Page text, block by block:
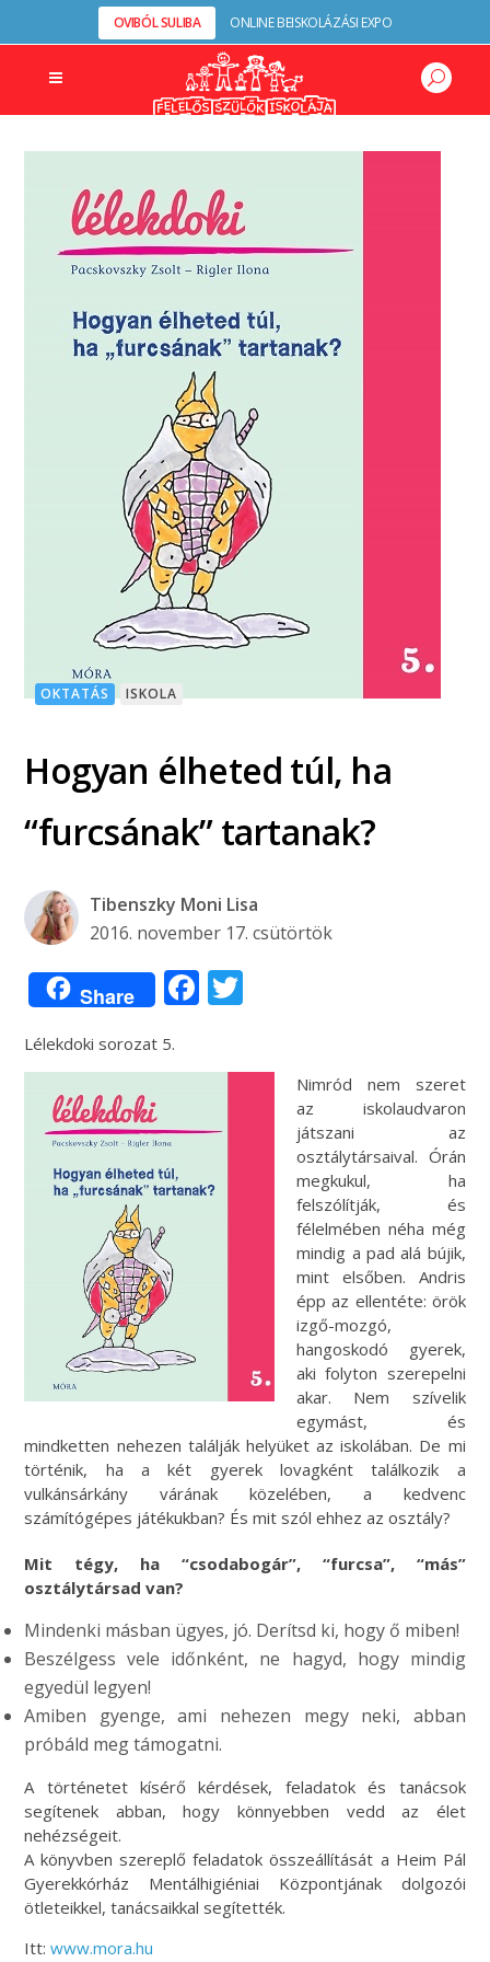
OVIBÓL SULIBA ONLINE BEISKOLÁZÁSI EXPO
OKTATÁS ISKOLA
Hogyan élheted túl, ha
“furcsának” tartanak?
Tibenszky Moni Lisa
2016. november 17. csütörtök
Share Facebook
Lélekdoki sorozat 5.
Nimród nem szeret
az iskolaudvaron
játszani az
osztálytársaival. Órán
megkukul, ha
felszólítják, és
félelmében néha még
mindig a pad alá bújik,
mint elsőben. Andris
épp az ellentéte: örök
izgő-mozgó,
hangoskodó gyerek,
aki folyton szerepelni
akar. Nem szívelik
egymást, és
mindketten nehezen találják helyüket az iskolában. De mi
történik, ha a két gyerek lovagként találkozik a
vulkánsárkány várának közelében, a kedvenc
számítógépes játékukban? És mit szól ehhez az osztály?
Mit tégy, ha “csodabogár”, “furcsa”, “más”
osztálytársad van?
Mindenki másban ügyes, jó. Derítsd ki, hogy ő miben!
Beszélgess vele időnként, ne hagyd, hogy mindig
egyedül legyen!
Amiben gyenge, ami nehezen megy neki, abban
próbáld meg támogatni.
A történetet kísérő kérdések, feladatok és tanácsok
segítenek abban, hogy könnyebben vedd az élet
nehézségeit.
A könyvben szereplő feladatok összeállítását a Heim Pál
Gyerekkórház Mentálhigiéniai Központjának dolgozói
ötleteikkel, tanácsaikkal segítették.
Itt:www.mora.hu